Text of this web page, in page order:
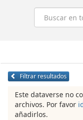
Buscar
Filtrar resultados
Este dataverse no
archivos. Por favor
añadirlos.